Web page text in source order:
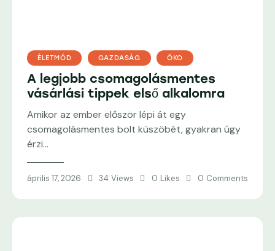
ÉLETMÓD GAZDASÁG ÖKO
A legjobb csomagolásmentes
vásárlási tippek első alkalomra
Amikor az ember először lépi át egy
csomagolásmentes bolt küszöbét, gyakran úgy
érzi…
április 17, 2026 34 Views 0 Likes 0 Comments